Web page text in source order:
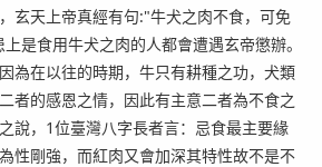
玄天上帝真經有句:"牛犬之肉不食，可免
是食用牛犬之肉的人都會遭遇玄帝懲辦。
為在以往的時期，牛只有耕種之功，犬類
者的感恩之情，因此有主意二者為不食之
說，1位臺灣八字長者言：忌食最主要緣
性剛強，而紅肉又會加深其特性故不是不